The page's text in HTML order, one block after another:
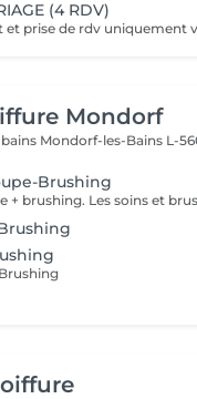
(4 RDV)
et prise de rdv uniquement
Mondorf
Mondorf-les-Bains L-
Brushing